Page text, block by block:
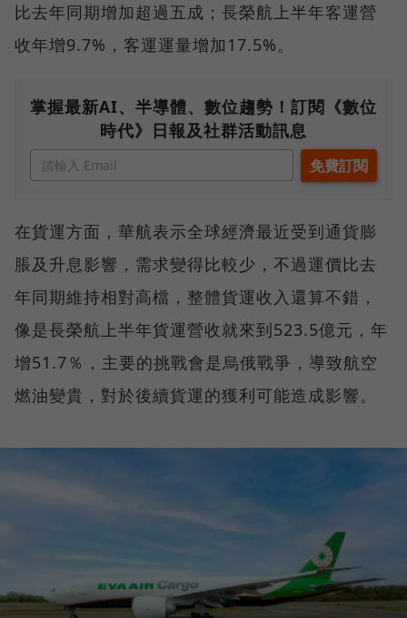
比去年同期增加超過五成；長榮航上半年客運營
收年增9.7%，客運運量增加17.5%。
掌握最新AI、半導體、數位趨勢！訂閱《數位
時代》日報及社群活動訊息
在貨運方面，華航表示全球經濟最近受到通貨膨
脹及升息影響，需求變得比較少，不過運價比去
年同期維持相對高檔，整體貨運收入還算不錯，
像是長榮航上半年貨運營收就來到523.5億元，年
增51.7％，主要的挑戰會是烏俄戰爭，導致航空
燃油變貴，對於後續貨運的獲利可能造成影響。